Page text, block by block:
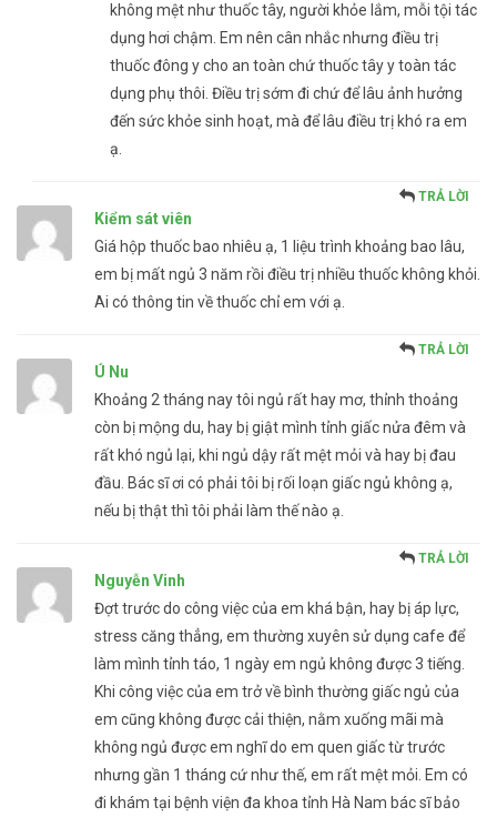
không mệt như thuốc tây, người khỏe lắm, mỗi tội tác
dụng hơi chậm. Em nên cân nhắc nhưng điều trị
thuốc đông y cho an toàn chứ thuốc tây y toàn tác
dụng phụ thôi. Điều trị sớm đi chứ để lâu ảnh hưởng
đến sức khỏe sinh hoạt, mà để lâu điều trị khó ra em
ạ.
Kiểm sát viên
TRẢ LỜI
Giá hộp thuốc bao nhiêu ạ, 1 liệu trình khoảng bao lâu,
em bị mất ngủ 3 năm rồi điều trị nhiều thuốc không khỏi.
Ai có thông tin về thuốc chỉ em với ạ.
Ú Nu
TRẢ LỜI
Khoảng 2 tháng nay tôi ngủ rất hay mơ, thỉnh thoảng
còn bị mộng du, hay bị giật mình tỉnh giấc nửa đêm và
rất khó ngủ lại, khi ngủ dậy rất mệt mỏi và hay bị đau
đầu. Bác sĩ ơi có phải tôi bị rối loạn giấc ngủ không ạ,
nếu bị thật thì tôi phải làm thế nào ạ.
Nguyễn Vinh
TRẢ LỜI
Đợt trước do công việc của em khá bận, hay bị áp lực,
stress căng thẳng, em thường xuyên sử dụng cafe để
làm mình tỉnh táo, 1 ngày em ngủ không được 3 tiếng.
Khi công việc của em trở về bình thường giấc ngủ của
em cũng không được cải thiện, nằm xuống mãi mà
không ngủ được em nghĩ do em quen giấc từ trước
nhưng gần 1 tháng cứ như thế, em rất mệt mỏi. Em có
đi khám tại bệnh viện đa khoa tỉnh Hà Nam bác sĩ bảo